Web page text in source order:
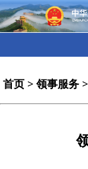
首页 >领事服务